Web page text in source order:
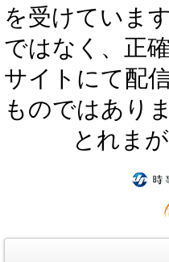
を受けていま
ではなく、正
サイトにて配
ものではあり
とれま